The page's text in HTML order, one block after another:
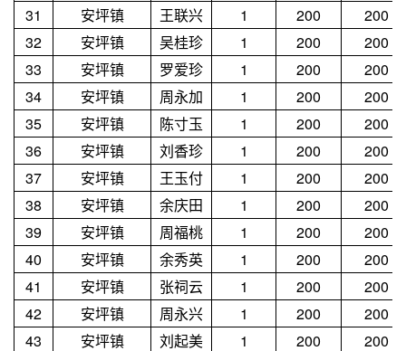
31
安坪镇 王联兴 1 200
200
32
安坪镇 吴桂珍 1 200
200
33
安坪镇 罗爱珍 1 200
200
34
安坪镇 周永加 1 200
200
35
安坪镇 陈寸玉 1 200
200
36
安坪镇 刘香珍 1 200
200
37
安坪镇 王玉付 1 200
200
38
安坪镇 余庆田 1 200
200
39
安坪镇 周福桃 1 200
200
40
安坪镇 余秀英 1 200
200
41
安坪镇 张祠云 1 200
200
42
安坪镇 周永兴 1 200
200
43
安坪镇 刘起美 1 200
200